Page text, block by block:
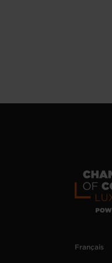
Français